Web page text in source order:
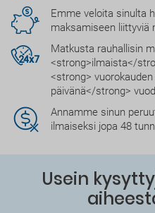
Emme veloita sinulta
maksamiseen liittyviä
Matkusta rauhallisin
<strong>ilmaista</
<strong>
päivänä</strong>
Annamme sinun
ilmaiseksi jopa 48
Usein